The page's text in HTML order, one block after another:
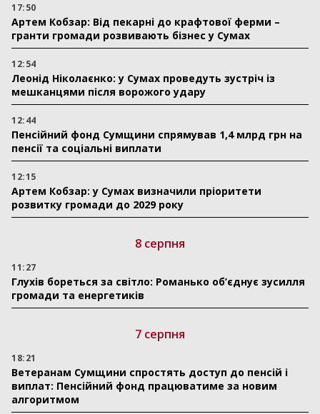
17:50
Артем Кобзар: Від пекарні до крафтової ферми –
гранти громади розвивають бізнес у Сумах
12:54
Леонід Ніколаєнко: у Сумах проведуть зустріч із
мешканцями після ворожого удару
12:44
Пенсійний фонд Сумщини спрямував 1,4 млрд грн на
пенсії та соціальні виплати
12:15
Артем Кобзар: у Сумах визначили пріоритети
розвитку громади до 2029 року
8 серпня
11:27
Глухів бореться за світло: Романько об’єднує зусилля
громади та енергетиків
7 серпня
18:21
Ветеранам Сумщини спростять доступ до пенсій і
виплат: Пенсійний фонд працюватиме за новим
алгоритмом